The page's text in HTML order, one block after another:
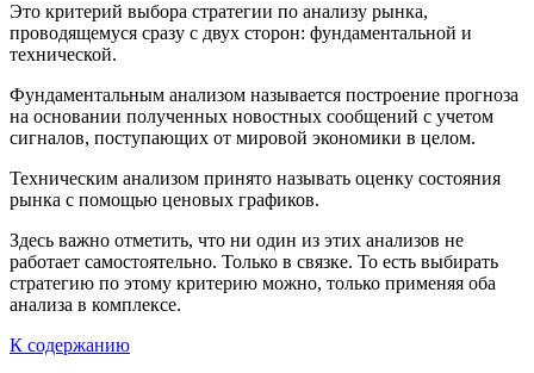
Это критерий выбора стратегии по анализу рынка,
проводящемуся сразу с двух сторон: фундаментальной и
технической.
Фундаментальным анализом называется построение прогноза
на основании полученных новостных сообщений с учетом
сигналов, поступающих от мировой экономики в целом.
Техническим анализом принято называть оценку состояния
рынка с помощью ценовых графиков.
Здесь важно отметить, что ни один из этих анализов не
работает самостоятельно. Только в связке. То есть выбирать
стратегию по этому критерию можно, только применяя оба
анализа в комплексе.
К содержанию